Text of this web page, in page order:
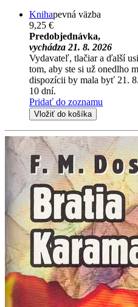
Knihapevná väzba
9,25 €
Predobjednávka,
vychádza 21. 8. 2026
Vydavateľ, tlačiar a ďalší
tom, aby ste si už onedlho
dispozícii by mala byť 21.
10 dní.
Pridať do zoznamu
Vložiť do košíka